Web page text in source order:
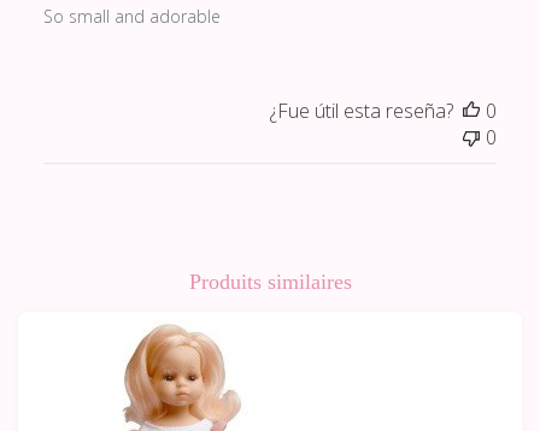
So small and adorable
¿Fue útil esta reseña?
0
0
Produits similaires